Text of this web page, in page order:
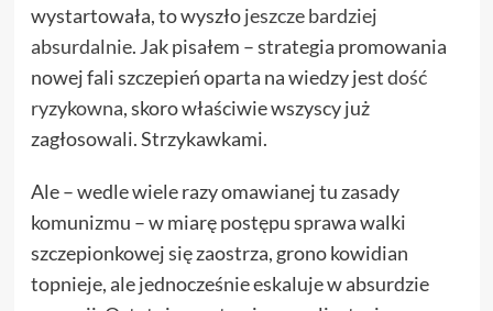
wystartowała, to wyszłojeszcze bardziej
absurdalnie. Jak pisałem – strategia promowania
nowej fali szczepień oparta na wiedzy jestdość
ryzykowna, skoro właściwie wszyscy już
zagłosowali. Strzykawkami.
Ale – wedle wiele razy omawianej tu zasady
komunizmu – w miarę postępu sprawa walki
szczepionkowej się zaostrza, grono kowidian
topnieje, ale jednocześnie eskaluje w absurdzie